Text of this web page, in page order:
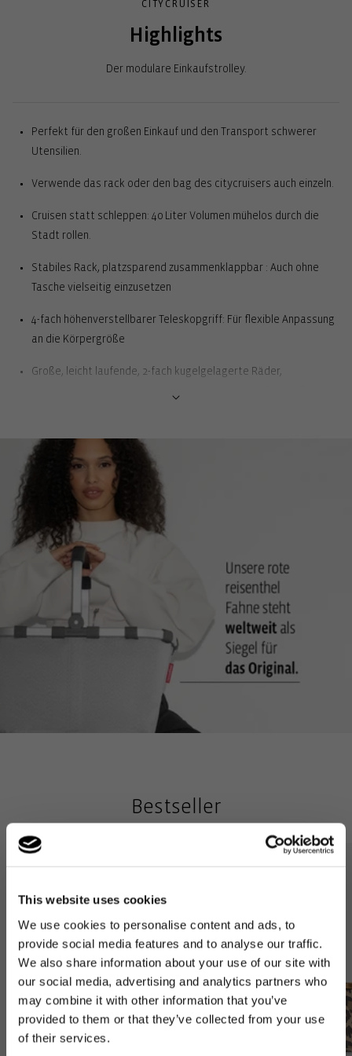
This website uses cookies
We use cookies to personalise content and ads, to
provide social media features and to analyse our traffic.
We also share information about your use of our site with
our social media, advertising and analytics partners who
may combine it with other information that you’ve
provided to them or that they’ve collected from your use
of their services.
CITYCRUISER
Highlights
Der modulare Einkaufstrolley.
Perfekt für den großen Einkauf und den Transport schwerer
Utensilien.
Verwende das rack oder den bag des citycruisers auch einzeln.
Cruisen statt schleppen: 40 Liter Volumen mühelos durch die
Stadt rollen.
Stabiles Rack, platzsparend zusammenklappbar : Auch ohne
Tasche vielseitig einzusetzen
4-fach höhenverstellbarer Teleskopgriff: Für flexible Anpassung
an die Körpergröße
Große, leicht laufende, 2-fach kugelgelagerte Räder,
Tasche mit geräumigem Hauptfach : Bietet viel Platz zum
Verstauen der Lebensmittel und Getränke
Verschluss mit flexiblem Gurtband und Steckschnalle: Verleiht
dem Einkaufstrolley eine interessante Optik, die modisch und
klassisch zugleich ist
Einfaches Einhängen und Abnehmen der Tasche durch zwei
Gurtband-Schlaufen: Erleichtert die separate Nutzung des Rack
Seitliche Außentasche mit Reißverschluss : Für kleinere Dinge
wie Einkaufsliste, Geldbeutel oder Handy
Reflektierender Logodruck : Für bessere Sichtbarkeit im
Bestseller